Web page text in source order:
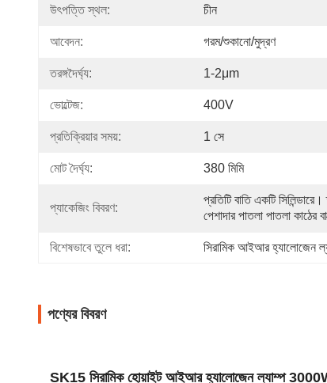
উৎপত্তি স্থল: চীন
আবেদন: গরম/শুকানো/মুদ্রণ
তরঙ্গদৈর্ঘ্য: 1-2μm
ভোল্টেজ: 400V
প্রতিক্রিয়ার সময়: 1 সে
মোট দৈর্ঘ্য: 380 মিমি
প্যাকেজিং বিবরণ:
প্রতিটি বাতি একটি
পেশাদার পাতলা পাতলা কাঠের
বিশেষভাবে তুলে ধরা: সিরামিক আইআর হ্যালোজেন
পণ্যের বিবরণ
SK15 সিরামিক হোয়াইট আইআর হ্যালোজেন ল্যাম্প